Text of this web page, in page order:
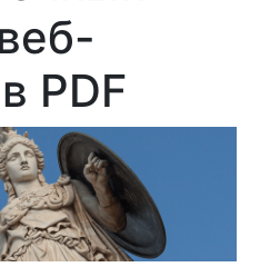
PDF